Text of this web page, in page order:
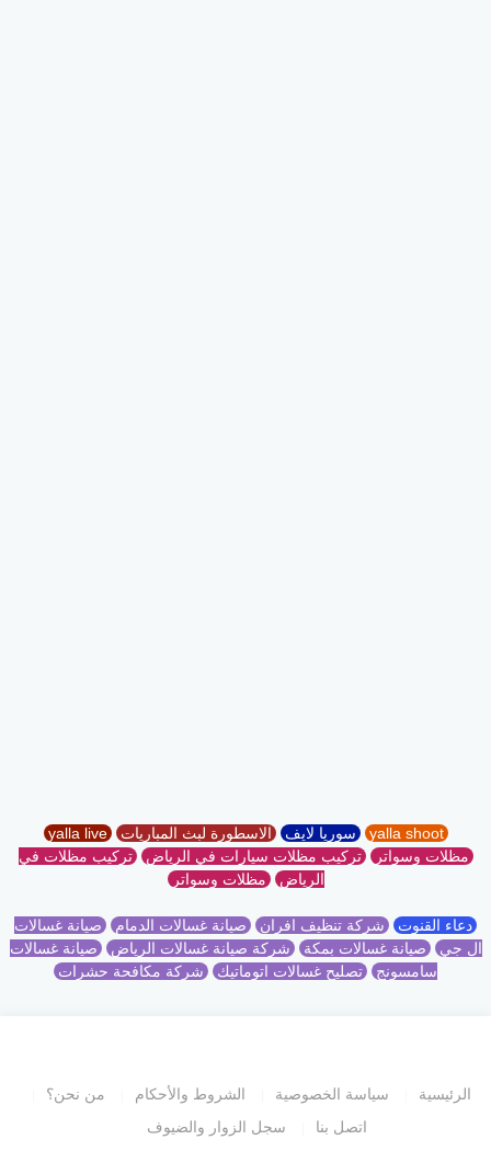
yalla shoot سوريا لايف الاسطورة لبث المباريات yalla live
مظلات وسواتر تركيب مظلات سيارات في الرياض تركيب مظلات في
الرياض مظلات وسواتر
دعاء القنوت شركة تنظيف افران صيانة غسالات الدمام صيانة غسالات
ال جي صيانة غسالات بمكة شركة صيانة غسالات الرياض صيانة غسالات
سامسونج تصليح غسالات اتوماتيك شركة مكافحة حشرات
الرئيسية سياسة الخصوصية الشروط والأحكام
من نحن؟
اتصل بنا
سجل الزوار والضيوف